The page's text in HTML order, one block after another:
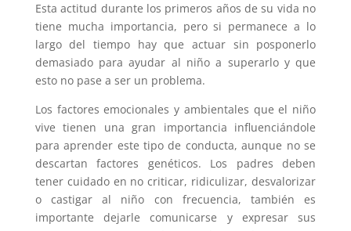
Esta actitud durante los primeros años de su vida no
tiene mucha importancia, pero si permanece a lo
largo del tiempo hay que actuar sin posponerlo
demasiado para ayudar al niño a superarlo y que
esto no pase a ser un problema.
Los factores emocionales y ambientales que el niño
vive tienen una gran importancia influenciándole
para aprender este tipo de conducta, aunque no se
descartan factores genéticos. Los padres deben
tener cuidado en no criticar, ridiculizar, desvalorizar
o castigar al niño con frecuencia, también es
importante dejarle comunicarse y expresar sus